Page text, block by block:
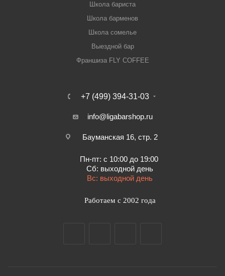
Школа бариста
Школа барменов
Школа сомелье
Выездной бар
Франшиза FLY COFFEE
+7 (499) 394-31-03
info@ligabarshop.ru
Бауманская 16, стр. 2
Пн-пт: с 10:00 до 19:00
Сб: выходной день
Вс: выходной день
Работаем с 2002 года